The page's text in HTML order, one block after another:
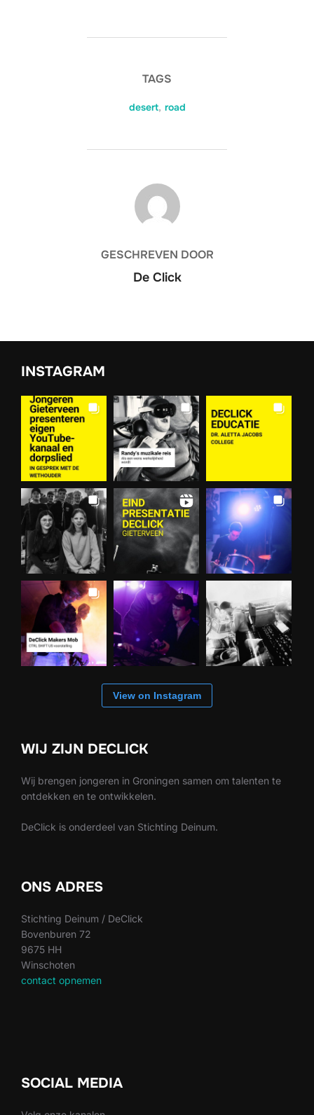
TAGS
desert, road
BERICHTAUTEUR
GESCHREVEN DOOR
De Click
INSTAGRAM
View on Instagram
WIJ ZIJN DECLICK
Wij brengen jongeren in Groningen samen om talenten te
ontdekken en te ontwikkelen.
DeClick is onderdeel van Stichting Deinum.
ONS ADRES
Stichting Deinum / DeClick
Bovenburen 72
9675 HH
Winschoten
contact opnemen
SOCIAL MEDIA